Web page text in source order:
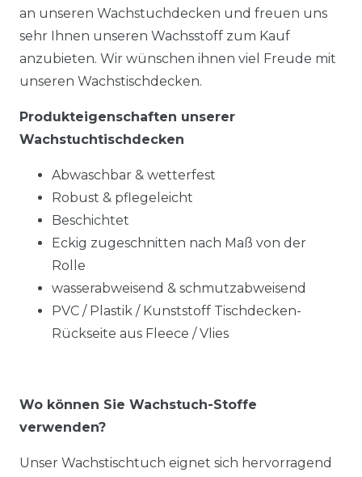
an unseren Wachstuchdecken und freuen uns
sehr Ihnen unseren Wachsstoff zum Kauf
anzubieten. Wir wünschen ihnen viel Freude mit
unseren Wachstischdecken.
Produkteigenschaften unserer
Wachstuchtischdecken
Abwaschbar & wetterfest
Robust & pflegeleicht
Beschichtet
Eckig zugeschnitten nach Maß von der
Rolle
wasserabweisend & schmutzabweisend
PVC / Plastik / Kunststoff Tischdecken-
Rückseite aus Fleece / Vlies
Wo können Sie Wachstuch-Stoffe
verwenden?
Unser Wachstischtuch eignet sich hervorragend